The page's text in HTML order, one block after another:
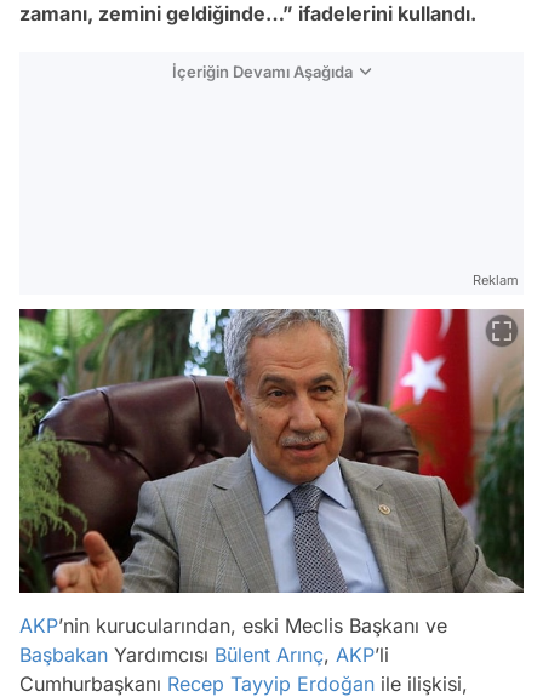
zamanı, zemini geldiğinde…” ifadelerini kullandı.
İçeriğin Devamı Aşağıda
Reklam
AKP’nin kurucularından, eski Meclis Başkanı ve
Başbakan Yardımcısı Bülent Arınç, AKP’li
Cumhurbaşkanı Recep Tayyip Erdoğan ile ilişkisi,